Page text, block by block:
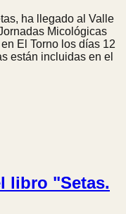
ha llegado al Valle
Micológicas
El Torno los días 12
están incluidas en el
libro "Setas.